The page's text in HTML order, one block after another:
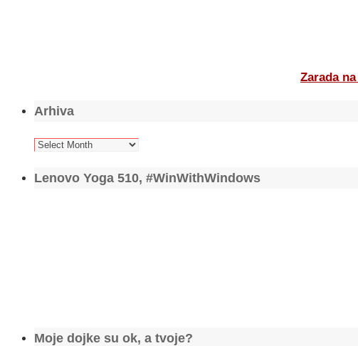
Zarada
Arhiva
Arhiva
Lenovo Yoga 510, #WinWithWindows
Moje dojke su ok, a tvoje?